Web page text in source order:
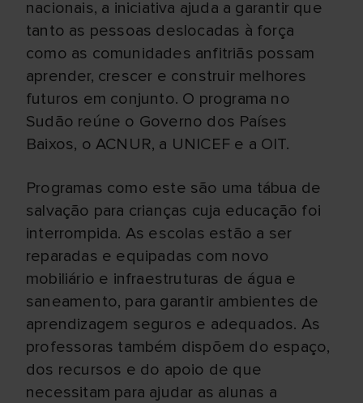
nacionais, a iniciativa ajuda a garantir que
tanto as pessoas deslocadas à força
como as comunidades anfitriãs possam
aprender, crescer e construir melhores
futuros em conjunto. O programa no
Sudão reúne o Governo dos Países
Baixos, o ACNUR, a UNICEF e a OIT.
Programas como este são uma tábua de
salvação para crianças cuja educação foi
interrompida. As escolas estão a ser
reparadas e equipadas com novo
mobiliário e infraestruturas de água e
saneamento, para garantir ambientes de
aprendizagem seguros e adequados. As
professoras também dispõem do espaço,
dos recursos e do apoio de que
necessitam para ajudar as alunas a